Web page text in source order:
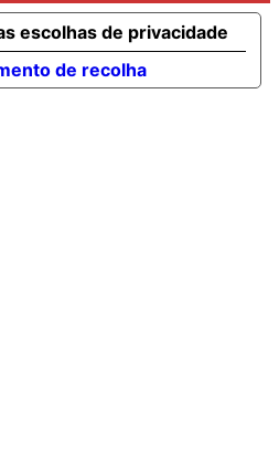
de recolha
escolhas de privacidade